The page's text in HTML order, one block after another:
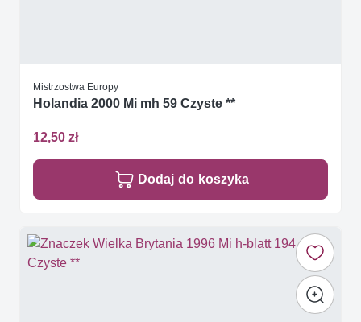
Mistrzostwa Europy
Holandia 2000 Mi mh 59 Czyste **
12,50 zł
Dodaj do koszyka